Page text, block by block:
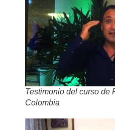
Testimonio del curso de
Colombia